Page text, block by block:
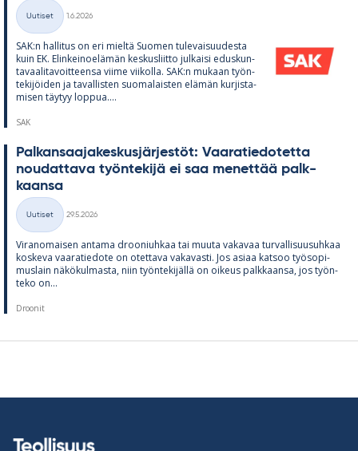
Kategoriat
Uutiset
1.6.2026
SAK:n hal­li­tus on eri mieltä Suo­men tu­le­vai­suu­desta
kuin EK. Elin­kei­noe­lä­män kes­kus­liitto jul­kaisi edus­kun­
ta­vaa­li­ta­voit­teensa viime vii­kolla. SAK:n mu­kaan työn­
te­ki­jöi­den ja ta­val­lis­ten suo­ma­lais­ten elä­män kur­jis­ta­
mi­sen täy­tyy lop­pua....
SAK
Pal­kan­saa­ja­kes­kus­jär­jes­töt: Vaa­ra­tie­do­tetta
nou­dat­tava työn­te­kijä ei saa me­net­tää palk­
kaansa
Kategoriat
Uutiset
29.5.2026
Vi­ran­omai­sen an­tama droo­niuh­kaa tai muuta va­ka­vaa tur­val­li­suusuh­kaa
kos­keva vaa­ra­tie­dote on otet­tava va­ka­vasti. Jos asiaa kat­soo työ­so­pi­
mus­lain nä­kö­kul­masta, niin työn­te­ki­jällä on oi­keus palk­kaansa, jos työn­
teko on...
Droonit